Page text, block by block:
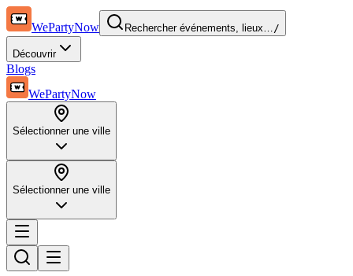
WePartyNow Rechercher événements, lieux…/
Découvrir
Blogs
WePartyNow
Sélectionner une ville
Sélectionner une ville